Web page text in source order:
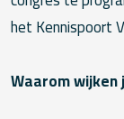
het Kennispoort
Waarom